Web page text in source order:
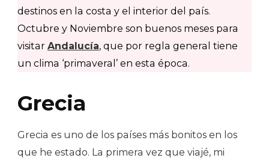
destinos en la costa y el interior del país.
Octubre y Noviembre son buenos meses para
visitar Andalucía, que por regla general tiene
un clima ‘primaveral’ en esta época.
Grecia
Grecia es uno de los países más bonitos en los
que he estado. La primera vez que viajé, mi